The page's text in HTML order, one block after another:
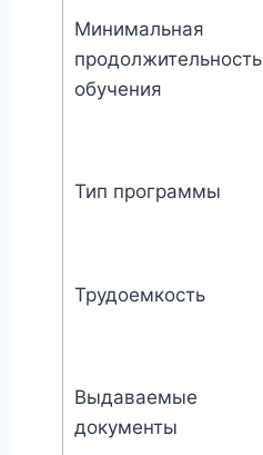
Минимальная
продолжительность
обучения
Тип программы
Трудоемкость
Выдаваемые
документы